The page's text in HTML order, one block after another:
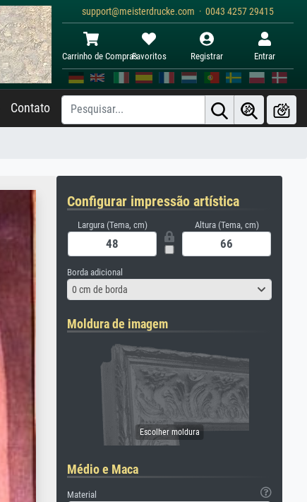
support@meisterdrucke.com · 0043 4257 29415
Carrinho de ComprasFavoritos Registrar Entrar
Contato
Configurar impressão artística
Largura (Tema, cm) Altura (Tema, cm)
Borda adicional
0 cm de borda
Moldura de imagem
Médio e Maca
Material